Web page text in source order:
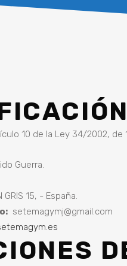
10 de la Ley 34/2002,
Guerra.
GRIS 15, - España.
setemagymj@gmail.com